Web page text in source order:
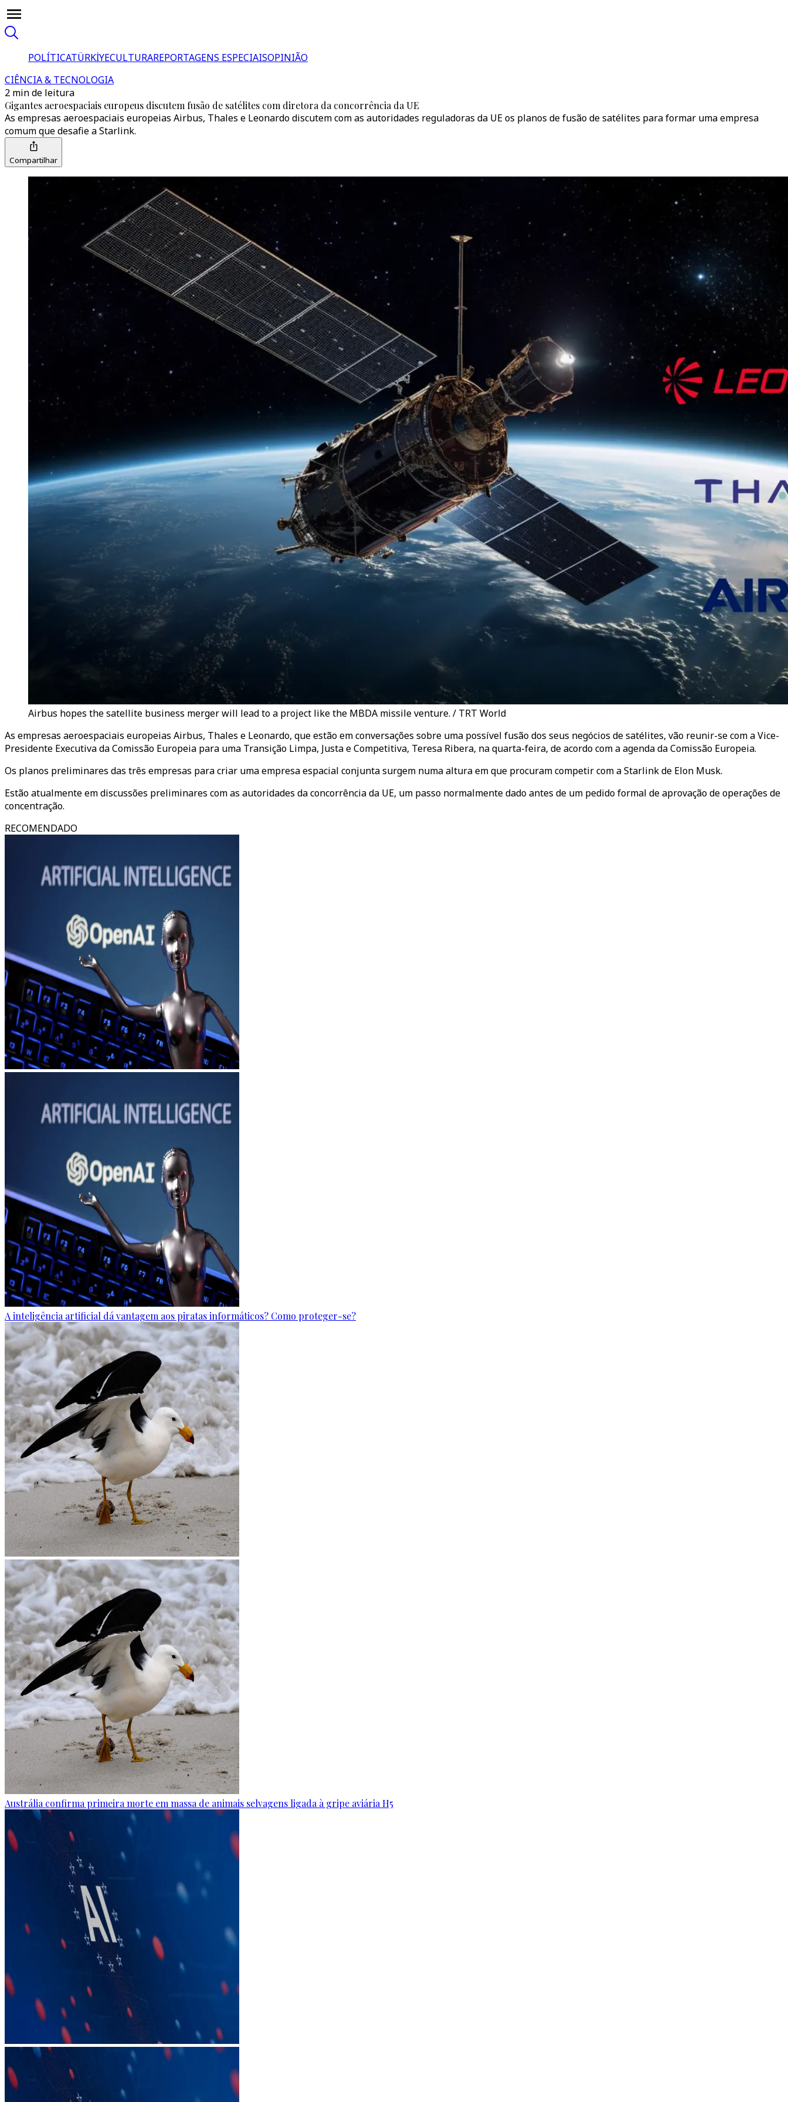
POLÍTICATÜRKİYECULTURAREPORTAGENS ESPECIAISOPINIÃO
CIÊNCIA & TECNOLOGIA
2 min de leitura
Gigantes aeroespaciais europeus discutem fusão de satélites com diretora da concorrência da UE
As empresas aeroespaciais europeias Airbus, Thales e Leonardo discutem com as autoridades reguladoras da UE os planos de fusão de satélites para formar uma empresa
comum que desafie a Starlink.
Compartilhar
Airbus hopes the satellite business merger will lead to a project like the MBDA missile venture. / TRT World
As empresas aeroespaciais europeias Airbus, Thales e Leonardo, que estão em conversações sobre uma possível fusão dos seus negócios de satélites, vão reunir-se com a Vice-
Presidente Executiva da Comissão Europeia para uma Transição Limpa, Justa e Competitiva, Teresa Ribera, na quarta-feira, de acordo com a agenda da Comissão Europeia.
Os planos preliminares das três empresas para criar uma empresa espacial conjunta surgem numa altura em que procuram competir com a Starlink de Elon Musk.
Estão atualmente em discussões preliminares com as autoridades da concorrência da UE, um passo normalmente dado antes de um pedido formal de aprovação de operações de
concentração.
RECOMENDADO
A inteligência artificial dá vantagem aos piratas informáticos? Como proteger-se?
Austrália confirma primeira morte em massa de animais selvagens ligada à gripe aviária H5